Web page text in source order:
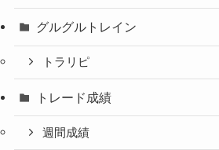
グルグルトレイン
トラリピ
トレード成績
週間成績